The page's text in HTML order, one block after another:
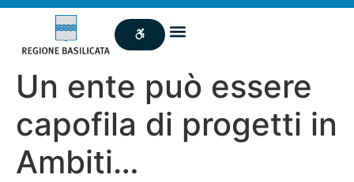
Un ente può essere
capofila di progetti in
Ambiti…